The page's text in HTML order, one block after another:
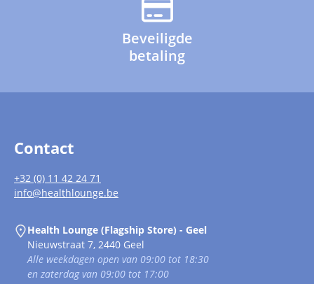
Beveiligde
betaling
Contact
+32 (0) 11 42 24 71
info@healthlounge.be
Health Lounge (Flagship Store) - Geel
Nieuwstraat 7, 2440 Geel
Alle weekdagen open van 09:00 tot 18:30
en zaterdag van 09:00 tot 17:00